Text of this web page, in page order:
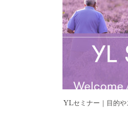
YLセミナー｜目的や